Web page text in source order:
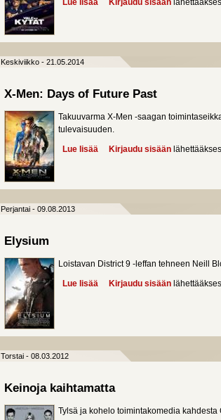
Lue lisää about Valekytät
Kirjaudu sisään
Keskiviikko - 21.05.2014
X-Men: Days of Future Past
Takuuvarma X-Men -saagan
tulevaisuuden.
Lue lisää about X-Men: Days of Future
Kirjaudu sisään
Perjantai - 09.08.2013
Elysium
Loistavan District 9 -leffan tehneen Neill
Lue lisää about Elysium
Kirjaudu sisään
Torstai - 08.03.2012
Keinoja kaihtamatta
Tylsä ja kohelo toimintakomedia